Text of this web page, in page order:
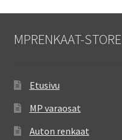
MPRENKAAT-STORE
Etusivu
MP varaosat
Auton renkaat